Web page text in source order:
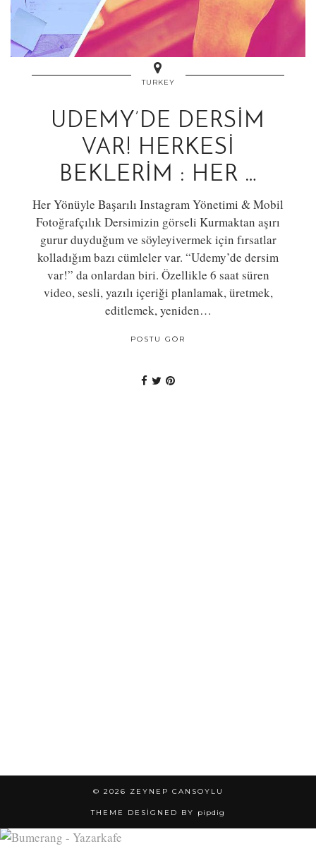
TURKEY
UDEMY’DE DERSIM
VAR! HERKESI
BEKLERIM : HER …
Her Yönüyle Başarılı Instagram Yönetimi & Mobil
Fotoğrafçılık Dersimizin görseli Kurmaktan aşırı
gurur duyduğum ve söyleyivermek için fırsatlar
kolladığım bazı cümleler var. “Udemy’de dersim
var!” da onlardan biri. Özellikle 6 saat süren
video, sesli, yazılı içeriği planlamak, üretmek,
editlemek, yeniden…
POSTU GÖR
© 2026 ZEYNEP CANSOYLU
THEME DESIGNED BY pipdig